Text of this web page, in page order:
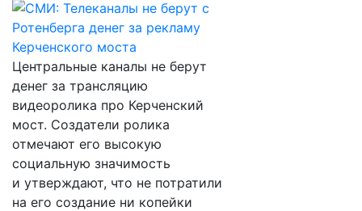
Центральные каналы не берут
денег за трансляцию
видеоролика про Керченский
мост. Создатели ролика
отмечают его высокую
социальную значимость
и утверждают, что не потратили
на его создание ни копейки